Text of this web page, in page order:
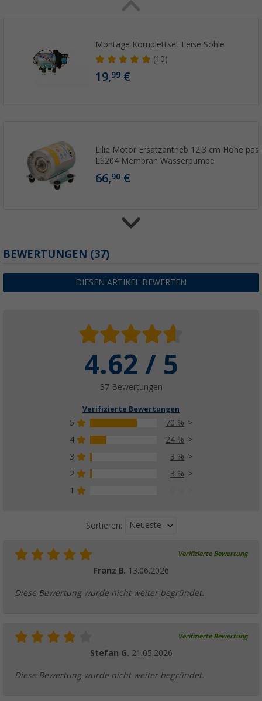
Montage Komplettset Leise Sohle
(10)
19,99 €
Lilie Motor Ersatzantrieb 12,3 cm Höhe
LS204 Membran Wasserpumpe
66,90 €
SHUR-FLO-Pumpenfilter
11,99€16,99 €
BEWERTUNGEN (37)
DIESEN ARTIKEL BEWERTEN
4.62 / 5
37 Bewertungen
Verifizierte Bewertungen
5
70 %
4
24 %
3
3 %
2
3 %
1
Sortieren: Neueste
Verifizierte Bewertung
Franz B. 13.06.2026
Diese Bewertung wurde nicht weiter begründet.
Verifizierte Bewertung
Stefan G. 21.05.2026
Diese Bewertung wurde nicht weiter begründet.